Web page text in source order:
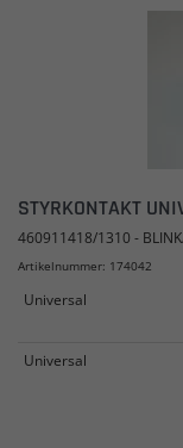
STYRKONTAKT
460911418/1310 -
Artikelnummer: 174042
Universal
Universal